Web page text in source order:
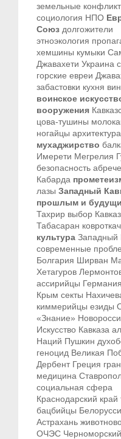
земельные
социология НПО
Союз долгожители
этноэкология
хемшины кумыки
Джавахети Украина
горские евреи
забастовки кухня
воинское
вооружения
цова-тушины
ногайцы архитектура
мухаджирство
Имерети Мегрелия
безопасность
Кабарда
лазы Западный
прошлым и
Тахрир выбор
Табасаран
культура Западный
современные
Болгария Ширван
Хетагуров
ассирийцы Германия
Крым секты
киммерийцы езиды
«Знание»
Искусство Кавказа
Наций Пушкин
геноцид Великая
Дербент Греция
медицина
социальная сфера
Краснодарский край
бацбийцы
Астрахань
ОЧЭС